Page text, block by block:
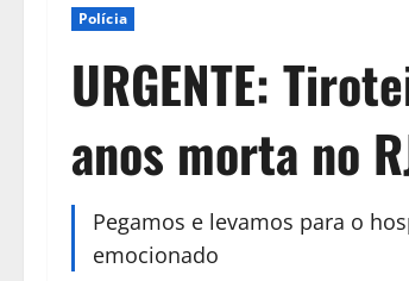
Polícia
URGENTE:
anos morta no
Pegamos e levamos para o
emocionado